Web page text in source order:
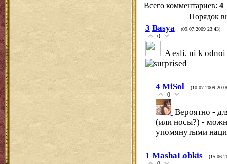
Всего комментариев: 4
Порядок
3 Basya (09.07.2009 23:43)
0
A esli, ni k
4 MiSol (10.07.2009
0
Вероятно -
(или носы?) -
упомянутыми
1 MashaLobkis